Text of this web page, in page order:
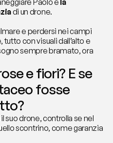
Paolo e la
di un drone.
e perdersi nei campi
con visuali dall’alto e
sempre bramato, ora
e fiori? E se
fosse
suo drone, controlla se nel
scontrino, come garanzia